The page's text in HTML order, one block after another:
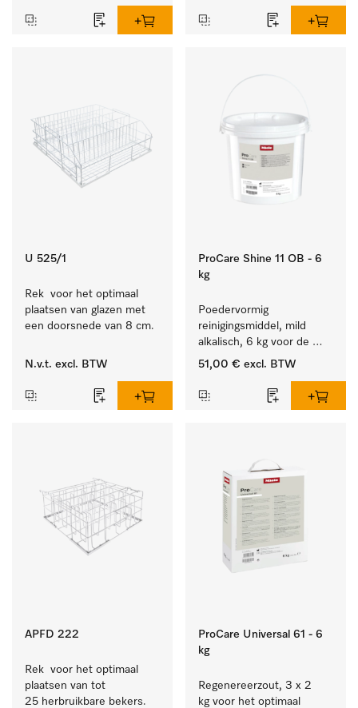
glazen.
U 525/1
Rek  voor het optimaal
plaatsen van glazen met
een doorsnede van 8 cm.
N.v.t. excl. BTW
ProCare Shine 11 OB - 6
kg
Poedervormig
reinigingsmiddel, mild
alkalisch, 6 kg voor de
reiniging van sterk
bestek en glazen.
51,00 € excl. BTW
APFD 222
Rek  voor het optimaal
plaatsen van tot
25 herbruikbare bekers.
ProCare Universal 61 - 6
kg
Regenereerzout, 3 x 2
kg voor het optimaal